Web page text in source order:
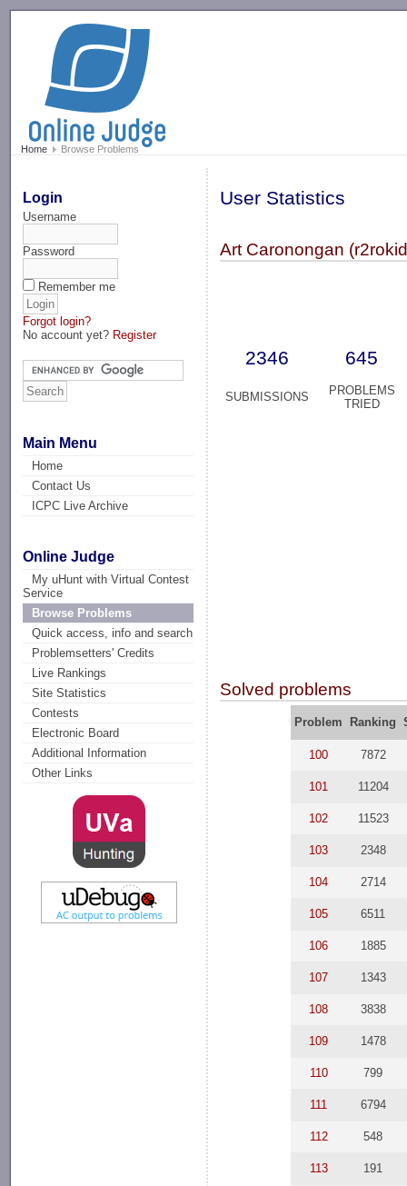
Home Browse Problems
Login
Username
Password
Remember me
Forgot login?
No account yet? Register
Main Menu
Home
Contact Us
ICPC Live Archive
Online Judge
My uHunt with Virtual Contest
Service
Browse Problems
Quick access, info and search
Problemsetters' Credits
Live Rankings
Site Statistics
Contests
Electronic Board
Additional Information
Other Links
User Statistics
Art Caronongan
2346 645
SUBMISSIONS
PROBLEMS
TRIED
Solved problems
Problem Ranking
100 7872
101 11204
102 11523
103 2348
104 2714
105 6511
106 1885
107 1343
108 3838
109 1478
110 799
111 6794
112 548
113 191